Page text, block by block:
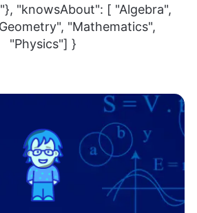
"knowsAbout": [ "Algebra",
"Mathematics",
"Physics"] }